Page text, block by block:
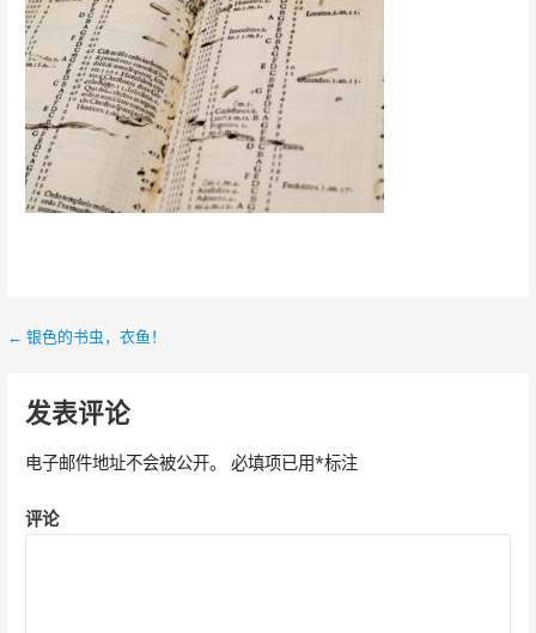
文
章
导
航
← 银色的书虫，衣鱼！
发表评论
电子邮件地址不会被公开。 必填项已用*标注
评论